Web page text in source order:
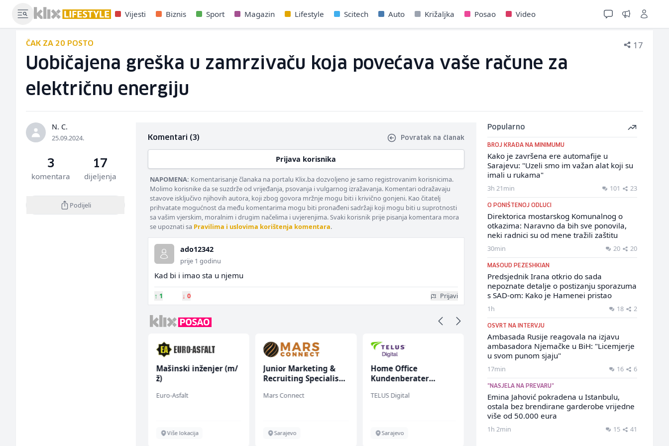
Vijesti Biznis Sport Magazin Lifestyle Scitech Auto Križaljka Posao Video
ČAK ZA 20 POSTO 17
Uobičajena greška u zamrzivaču koja povećava vaše račune za
električnu energiju
N. C.
25.09.2024.
3
komentara
17
dijeljenja
Podijeli
Komentari (3) Povratak na članak
Prijava korisnika
NAPOMENA: Komentarisanje članaka na portalu Klix.ba dozvoljeno je samo registrovanim korisnicima.
Molimo korisnike da se suzdrže od vrijeđanja, psovanja i vulgarnog izražavanja. Komentari odražavaju
stavove isključivo njihovih autora, koji zbog govora mržnje mogu biti i krivično gonjeni. Kao čitatelj
prihvatate mogućnost da među komentarima mogu biti pronađeni sadržaji koji mogu biti u suprotnosti
sa vašim vjerskim, moralnim i drugim načelima i uvjerenjima. Svaki korisnik prije pisanja komentara mora
se upoznati sa Pravilima i uslovima korištenja komentara.
ado12342
prije 1 godinu
Kad bi i imao sta u njemu
↑ 1 ↓ 0 Prijavi
Mašinski inženjer (m/
ž)
Euro-Asfalt
Više lokacija
Junior Marketing &
Recruiting Specialist
Mars Connect
Sarajevo
Home Office
Kundenberater
renommiertes
TELUS Digital
Sarajevo
Radnik u proizvodnji
(m/ž)
Conty Plus
Sarajevo
Voditelj poslovnice
salona namještaja
Kalea
Više lokacija
Popularno
BROJ KRAĐA NA MINIMUMU
Kako je završena ere automafije u
Sarajevu: "Uzeli smo im važan alat koji su
imali u rukama"
3h 21min 101 23
O PONIŠTENOJ ODLUCI
Direktorica mostarskog Komunalnog o
otkazima: Naravno da bih sve ponovila,
neki radnici su od mene tražili zaštitu
30min 20 20
MASOUD PEZESHKIAN
Predsjednik Irana otkrio do sada
nepoznate detalje o postizanju sporazuma
s SAD-om: Kako je Hamenei pristao
1h 18 2
OSVRT NA INTERVJU
Ambasada Rusije reagovala na izjavu
ambasadora Njemačke u BiH: "Licemjerje
u svom punom sjaju"
17min 16 6
"NASJELA NA PREVARU"
Emina Jahović pokradena u Istanbulu,
ostala bez brendirane garderobe vrijedne
više od 50.000 eura
1h 2min 15 41